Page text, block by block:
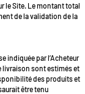
le Site. Le montant total
de la validation de la
indiquée par l’Acheteur
livraison sont estimés et
des produits et
être tenu